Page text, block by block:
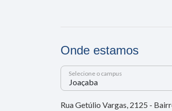
Onde estamos
Selecione o campus
Rua Getúlio Vargas, 2125 -